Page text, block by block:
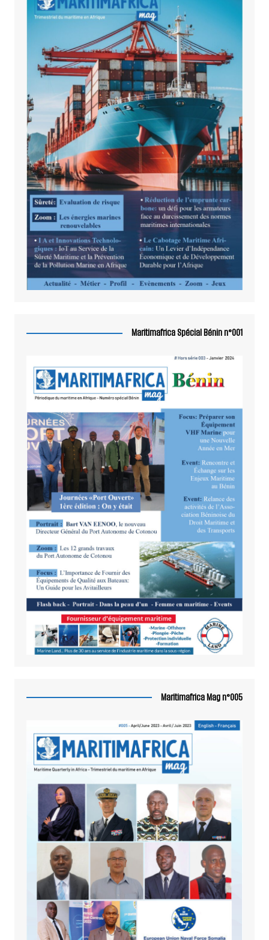
Maritimafrica Spécial Bénin n°001
Maritimafrica Mag n°005